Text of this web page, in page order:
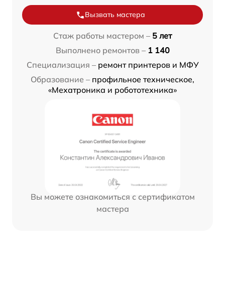
Вызвать мастера
Стаж работы мастером – 5 лет
Выполнено ремонтов – 1 140
Специализация – ремонт принтеров и МФУ
Образование – профильное техническое,
«Мехатроника и робототехника»
Вы можете ознакомиться с сертификатом
мастера